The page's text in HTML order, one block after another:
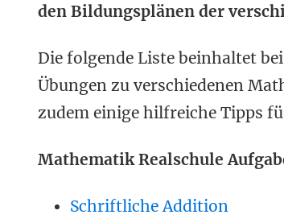
den Bildungsplänen der
Die folgende Liste beinhaltet
Übungen zu verschiedenen
zudem einige hilfreiche Tipps
Mathematik Realschule
Schriftliche Addition